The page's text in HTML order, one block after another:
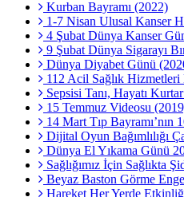
Kurban Bayramı (2022)
1-7 Nisan Ulusal Kanser
4 Şubat Dünya Kanser
9 Şubat Dünya Sigarayı
Dünya Diyabet Günü
112 Acil Sağlık Hizmetleri
Sepsisi Tanı, Hayatı
15 Temmuz Videosu
14 Mart Tıp Bayramı’nın
Dijital Oyun Bağımlılığı
Dünya El Yıkama Günü
Sağlığımız İçin Sağlıkta
Beyaz Baston Görme
Hareket Her Yerde